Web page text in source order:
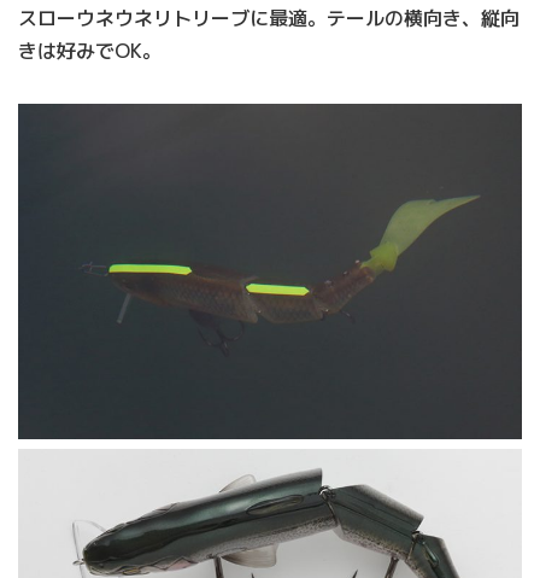
スローウネウネリトリーブに最適。テールの横向き、縦向
きは好みでOK。